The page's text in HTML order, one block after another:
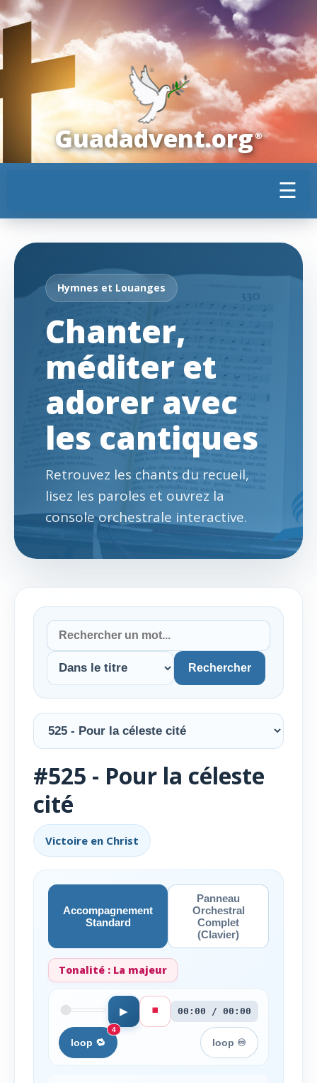
Guadadvent.org®
☰
Hymnes et Louanges
Chanter,
méditer et
adorer avec
les cantiques
Retrouvez les chants du recueil,
lisez les paroles et ouvrez la
console orchestrale interactive.
Rechercher
#525 - Pour la céleste
cité
Victoire en Christ
Accompagnement
Standard
Panneau
Orchestral
Complet
(Clavier)
Tonalité : La majeur
▶ ⏹️ 00:00 / 00:00
loop 🔁
4
loop ♾️